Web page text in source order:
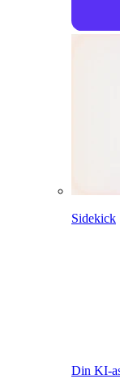
Sidekick
Din KI-